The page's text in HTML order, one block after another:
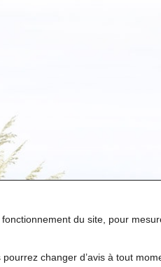
du site, pour
changer d’avis à tout